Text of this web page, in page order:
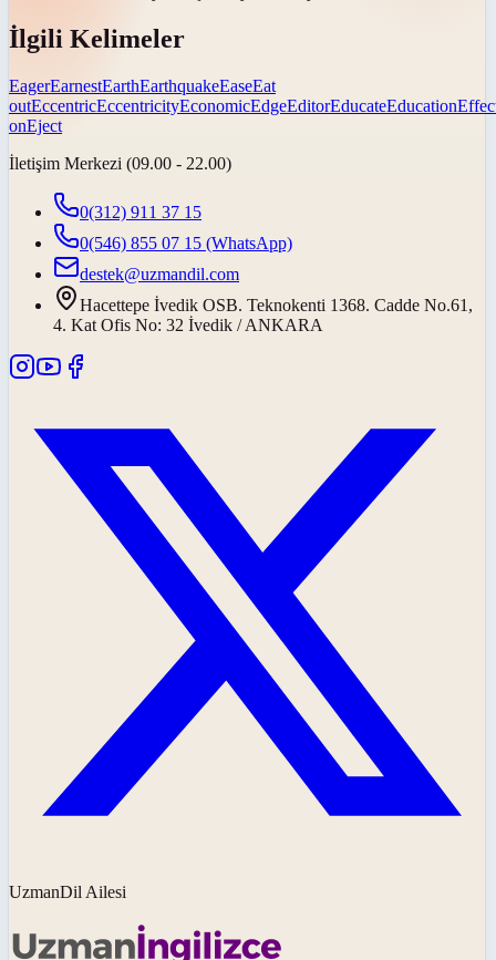
İlgili Kelimeler
EagerEarnestEarthEarthquakeEaseEat
outEccentricEccentricityEconomicEdgeEditorEducateEducation
onEject
İletişim Merkezi (09.00 - 22.00)
0(312) 911 37 15
0(546) 855 07 15 (WhatsApp)
destek@uzmandil.com
Hacettepe İvedik OSB. Teknokenti 1368. Cadde No.61,
4. Kat Ofis No: 32 İvedik / ANKARA
UzmanDil Ailesi